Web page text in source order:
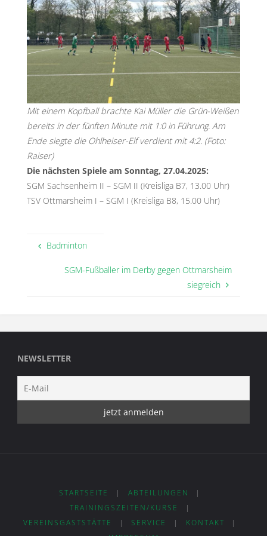
Mit einem Kopfball brachte Kai Müller die Grün-Weißen
bereits in der fünften Minute mit 1:0 in Führung. Am
Ende siegte die Ohlheiser-Elf verdient mit 4:2. (Foto:
Raiser)
Die nächsten Spiele am Sonntag, 27.04.2025:
SGM Sachsenheim II – SGM II (Kreisliga B7, 13.00 Uhr)
TSV Ottmarsheim I – SGM I (Kreisliga B8, 15.00 Uhr)
Badminton
SGM-Fußballer im Derby gegen Ottmarsheim
siegreich
NEWSLETTER
STARTSEITE | ABTEILUNGEN
|
TRAININGSZEITEN/KURSE
|
VEREINSGASTSTÄTTE
| SERVICE | KONTAKT
|